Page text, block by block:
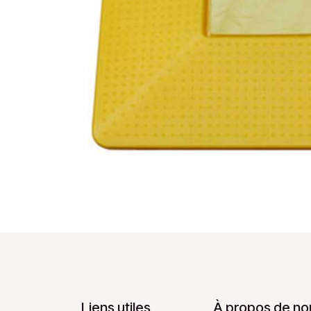
Liens utiles À propos de